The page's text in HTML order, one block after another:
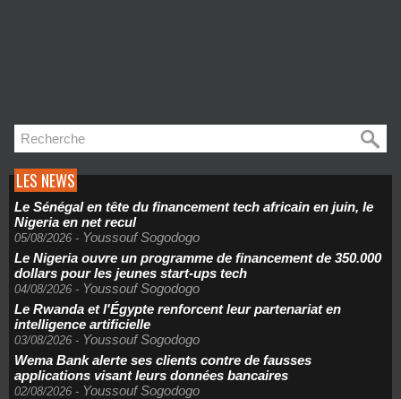
LES NEWS
Le Sénégal en tête du financement tech africain en juin, le
Nigeria en net recul
05/08/2026 - Youssouf Sogodogo
Le Nigeria ouvre un programme de financement de 350.000
dollars pour les jeunes start-ups tech
04/08/2026 - Youssouf Sogodogo
Le Rwanda et l'Égypte renforcent leur partenariat en
intelligence artificielle
03/08/2026 - Youssouf Sogodogo
Wema Bank alerte ses clients contre de fausses
applications visant leurs données bancaires
02/08/2026 - Youssouf Sogodogo